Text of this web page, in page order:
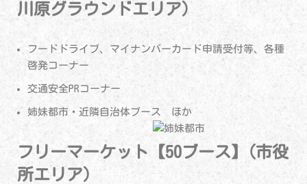
川原グラウンドエリア）
フードドライブ、マイナンバーカード申請受付等、各種
啓発コーナー
交通安全PRコーナー
姉妹都市・近隣自治体ブース ほか
フリーマーケット【50ブース】(市役
所エリア)